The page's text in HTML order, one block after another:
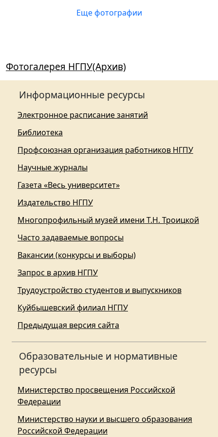
Еще фотографии
Фотогалерея НГПУ(Архив)
Информационные ресурсы
Электронное расписание занятий
Библиотека
Профсоюзная организация работников НГПУ
Научные журналы
Газета «Весь университет»
Издательство НГПУ
Многопрофильный музей имени Т.Н. Троицкой
Часто задаваемые вопросы
Вакансии (конкурсы и выборы)
Запрос в архив НГПУ
Трудоустройство студентов и выпускников
Куйбышевский филиал НГПУ
Предыдущая версия сайта
Образовательные и нормативные
ресурсы
Министерство просвещения Российской
Федерации
Министерство науки и высшего образования
Российской Федерации